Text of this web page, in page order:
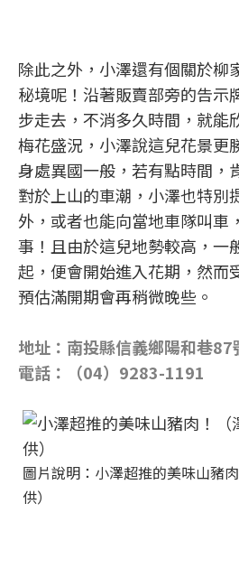
除此之外，小澤還有個關於柳
秘境呢！沿著販賣部旁的告示
步走去，不消多久時間，就能
梅花盛況，小澤說這兒花景更
身處異國一般，若有點時間，
對於上山的車潮，小澤也特別
外，或者也能向當地車隊叫車
事！且由於這兒地勢較高，一
起，便會開始進入花期，然而
預估滿開期會再稍微晚些。
地址：南投縣信義鄉陽和巷87
電話：（04）9283-1191
圖片說明：小澤超推的美味山豬
供）